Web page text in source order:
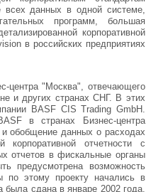
всех данных в одной системе,
программ, большая
корпоративной
в российских предприятиях
центра "Москва", отвечающего
и других странах СНГ. В этих
BASF CIS Trading GmbH.
в странах Бизнес-центра
обобщение данных о расходах
корпоративной отчетности с
отчетов в фискальные органы
предусмотрена возможность
по этому проекту начались в
сдана в январе 2002 года.